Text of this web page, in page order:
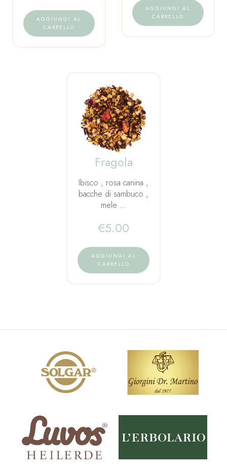
AGGIUNGI AL
CARRELLO
AGGIUNGI AL
CARRELLO
Fragola
Ibisco , rosa canina ,
bacche di sambuco ,
mele …
€5.00
AGGIUNGI AL
CARRELLO